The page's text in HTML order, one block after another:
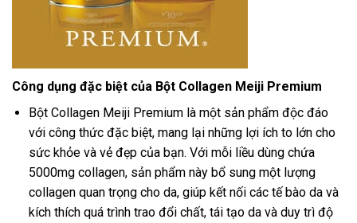
Công dụng đặc biệt của Bột Collagen Meiji Premium
Bột Collagen Meiji Premium là một sản phẩm độc đáo
với công thức đặc biệt, mang lại những lợi ích to lớn cho
sức khỏe và vẻ đẹp của bạn. Với mỗi liều dùng chứa
5000mg collagen, sản phẩm này bổ sung một lượng
collagen quan trọng cho da, giúp kết nối các tế bào da và
kích thích quá trình trao đổi chất, tái tạo da và duy trì độ